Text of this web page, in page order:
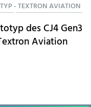
-TEXTRON AVIATION
des CJ4 Gen3
Aviation